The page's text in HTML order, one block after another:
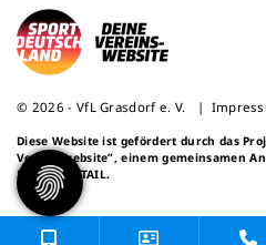
© 2026 - VfL Grasdorf e. V. |
Diese Website ist gefördert durch das
Vereinswebsite”, einem gemeinsamen
NETZCOCKTAIL.